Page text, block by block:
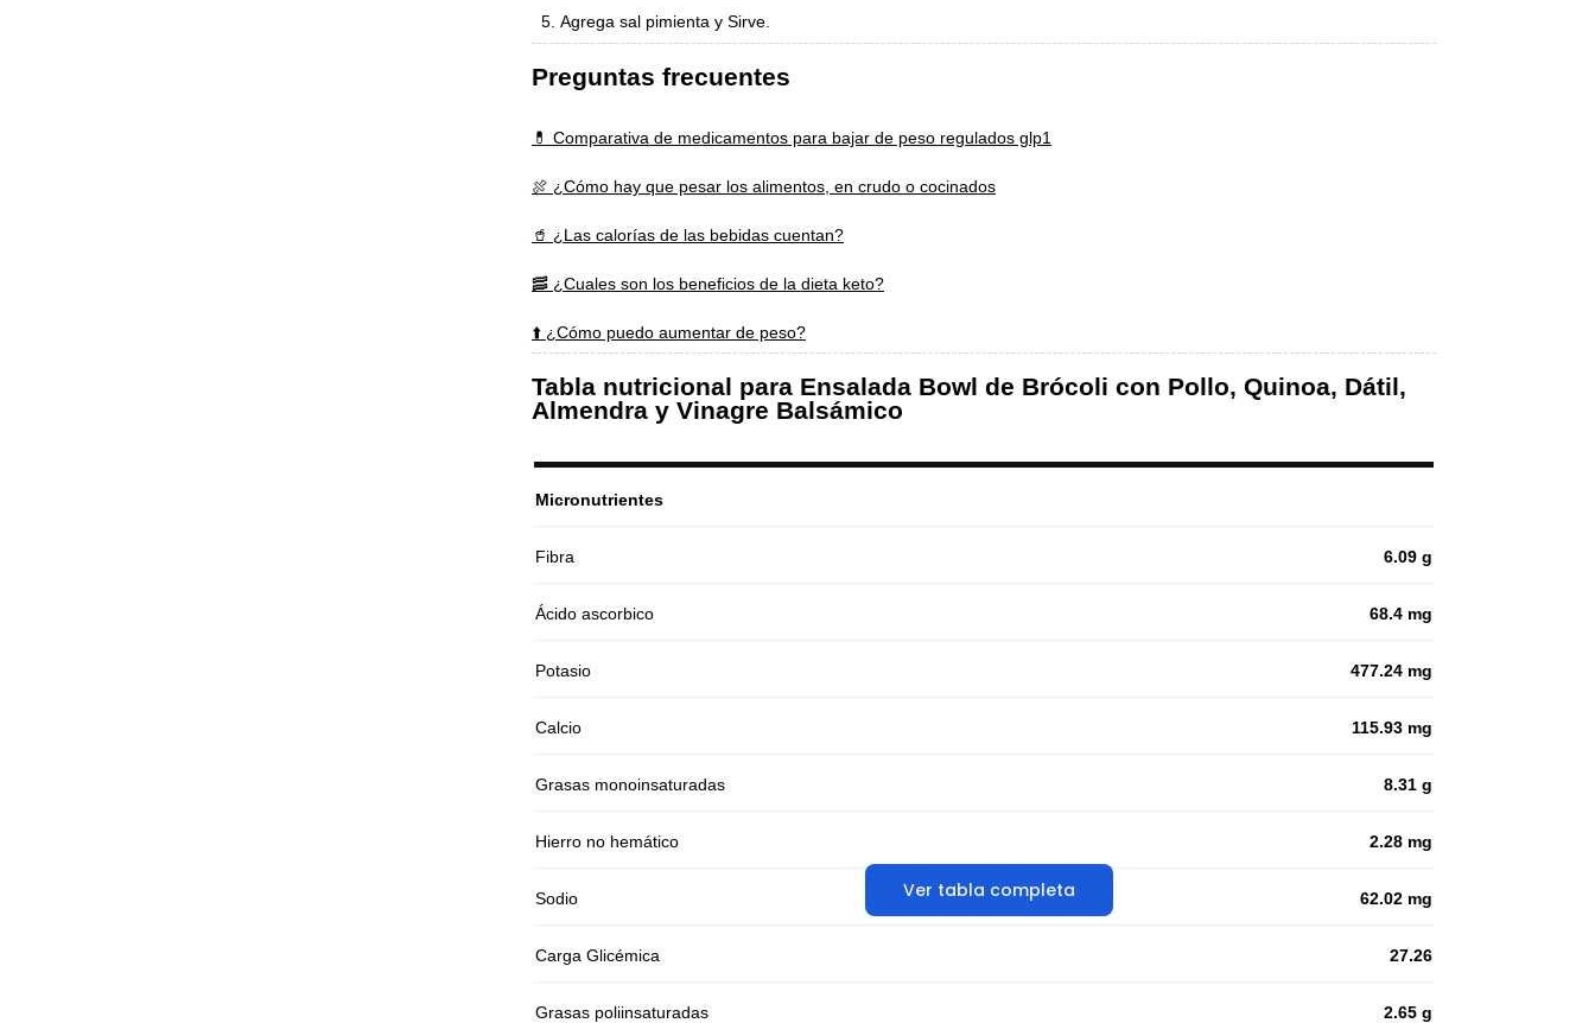
Agrega sal pimienta y Sirve.
Preguntas frecuentes
💊 Comparativa de medicamentos para bajar de peso regulados glp1
🍖 ¿Cómo hay que pesar los alimentos, en crudo o cocinados
🥤 ¿Las calorías de las bebidas cuentan?
🥓 ¿Cuales son los beneficios de la dieta keto?
⬆️ ¿Cómo puedo aumentar de peso?
Tabla nutricional para Ensalada Bowl de Brócoli con Pollo, Quinoa, Dátil,
Almendra y Vinagre Balsámico
Ver tabla completa
Micronutrientes
Fibra 6.09 g
Ácido ascorbico 68.4 mg
Potasio 477.24 mg
Calcio 115.93 mg
Grasas monoinsaturadas 8.31 g
Hierro no hemático 2.28 mg
Sodio 62.02 mg
Carga Glicémica 27.26
Grasas poliinsaturadas 2.65 g